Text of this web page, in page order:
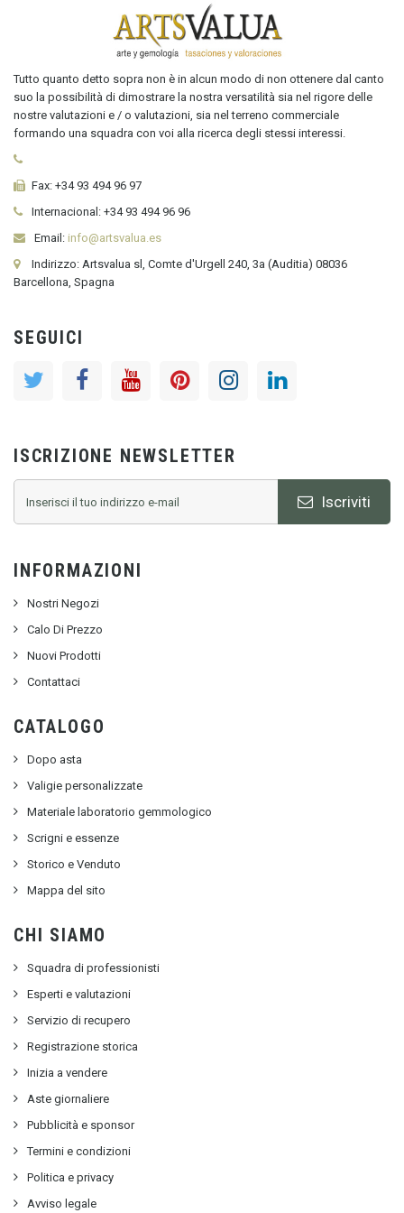
Tutto quanto detto sopra non è in alcun modo di non ottenere dal canto
suo la possibilità di dimostrare la nostra versatilità sia nel rigore delle
nostre valutazioni e / o valutazioni, sia nel terreno commerciale
formando una squadra con voi alla ricerca degli stessi interessi.
Fax: +34 93 494 96 97
Internacional: +34 93 494 96 96
Email: info@artsvalua.es
Indirizzo: Artsvalua sl, Comte d'Urgell 240, 3a (Auditia) 08036
Barcellona, Spagna
SEGUICI
ISCRIZIONE NEWSLETTER
Iscriviti
INFORMAZIONI
Nostri Negozi
Calo Di Prezzo
Nuovi Prodotti
Contattaci
CATALOGO
Dopo asta
Valigie personalizzate
Materiale laboratorio gemmologico
Scrigni e essenze
Storico e Venduto
Mappa del sito
CHI SIAMO
Squadra di professionisti
Esperti e valutazioni
Servizio di recupero
Registrazione storica
Inizia a vendere
Aste giornaliere
Pubblicità e sponsor
Termini e condizioni
Politica e privacy
Avviso legale